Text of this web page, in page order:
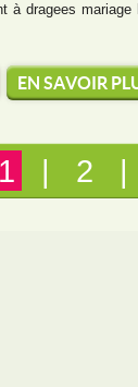
à dragees mariage
EN SAVOIR
1 | 2 |